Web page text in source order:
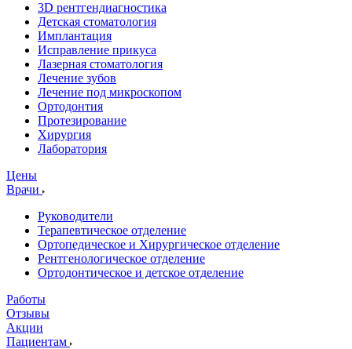
3D рентгендиагностика
Детская стоматология
Имплантация
Исправление прикуса
Лазерная стоматология
Лечение зубов
Лечение под микроскопом
Ортодонтия
Протезирование
Хирургия
Лаборатория
Цены
Врачи
Руководители
Терапевтическое отделение
Ортопедическое и Хирургическое отделение
Рентгенологическое отделение
Ортодонтическое и детское отделение
Работы
Отзывы
Акции
Пациентам